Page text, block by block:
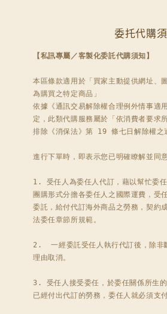
委托代購
【私訊專屬／客製化委託代購須知】
本區條款適用於「買家主動提供網址
為購買之特定商品」
依據《通訊交易解除權合理例外情事
定，此類代購服務屬於「依消費者要求
排除《消保法》第 19 條七日解除權之
進行下單時，即表示您已明確瞭解並同
1. 受任人為委任人代訂，藉以幫忙委
團購形式分擔各委任人之國際運費，受
委託，給付代訂海外商品之勞務，契約
法委任章節所規範。
2.  一經委託受任人執行代訂後，除非
理由取消。
3. 受任人接受委任，於委任關係所生
已經付出代訂的勞務，委任人就必須支